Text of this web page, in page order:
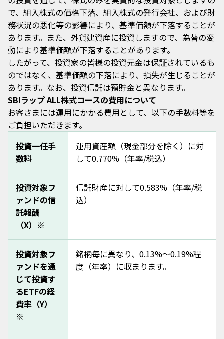
STEP 3
①表示されている書面をご確認いただき、同意のチェッ
②「同意して申込む＞」ボタンで申込を完了してくださ
い。
STEP 4
STEP 2
①購入したい金額を入力してください（※10,000円以
上、1,000円単位で入力可能です）。
②「注文確認＞」ボタンから次の画面へ移動してくださ
い。
STEP 3
①金額入力画面で入力した金額と合っているかご確認く
ださい。
②取引パスワードを入力し、「注文発注＞」ボタンから
次の画面へ移動してください。
①積立したい金額を入力してください（※1,000円以
上、1,000円単位で入力可能です）。
②「注文確認＞」ボタンから次の画面へ移動してくださ
い。
STEP 3
①金額入力画面で入力した金額と合っているかご確認く
ださい。
②取引パスワードを入力し、「注文発注＞」ボタンから
次の画面へ移動してください。
①金額入力画面で入力した金額と合っているかご確認く
ださい。
②取引パスワードを入力し、「注文発注＞」ボタンから
次の画面へ移動してください。
ンから次の画面へ移動してください。
※本画面では金額の入力はございません。
STEP 3
①資産残高と金額が一致しているかご確認ください。
②取引パスワードを入力し、「解約＞」ボタンから次の
画面へ移動してください。
お申込いただいた日付を表示します。
お申込いただいたコースを表示します。
お申込いただいた取引種別を表示します。
お申込いただいた内容を表示します。尚、解約（全売
却）の場合は、お申込時点の資産残高が表示されま
各取引の状態を表示します。
運用履歴
す。
お客さまがお申込いただいた取引以外にも、リバランス
による約定結果も表示されます。
で、組入株式の価格下落、組入株式の発行会社、および財
務状況の悪化等の影響により、基準価額が下落することが
あります。また、外貨建資産に投資しますので、為替の変
動により基準価額が下落することがあります。
したがって、投資家の皆様の投資元金は保証されているも
のではなく、基準価額の下落により、損失が生じることが
あります。なお、投資信託は預貯金と異なります。
SBIラップ ALL株式コースの費用について
お客さまには運用にかかる費用として、以下の手数料等を
ご負担いただきます。
投資一任手
数料
運用資産額（現金部分を除く）に対
して0.770%（年率/税込）
投資対象フ
ァンドの信
託報酬
（X）※
信託財産に対して0.583%（年率/税
込）
投資対象フ
ァンドを通
じて投資す
るETFの経
費率（Y）
※
銘柄毎に異なり、0.13%～0.19%程
度（年率）に収まります。